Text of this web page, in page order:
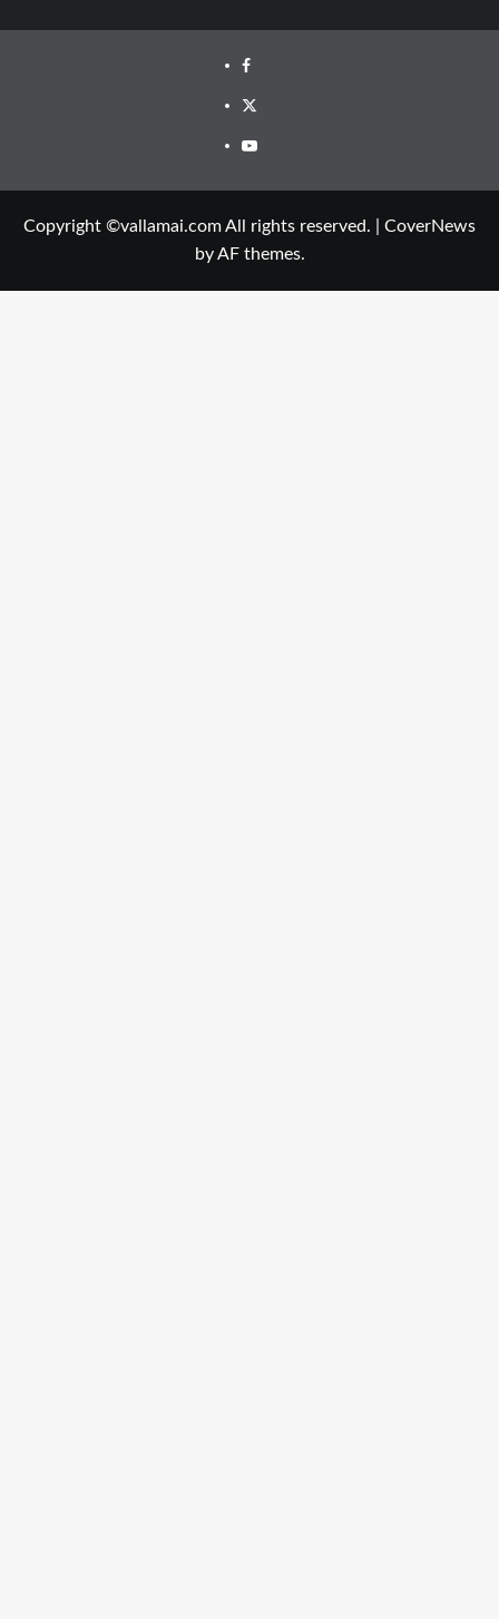
Facebook
Twitter
Youtube
Copyright ©vallamai.com All rights reserved.
CoverNews
by AF themes.